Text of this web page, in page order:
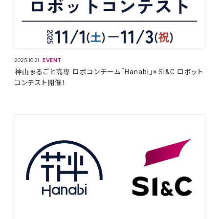
神山まるごと高専 ロボコンチーム「Hanabi」× SI&C ロボット
コンテスト開催！
2025.10.21 EVENT